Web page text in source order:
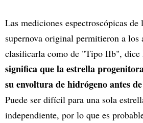
Las mediciones espectroscópicas
supernova original permitieron a los
clasificarla como de "Tipo IIb",
significa que la estrella
su envoltura de hidrógeno antes
Puede ser difícil para una sola
independiente, por lo que es